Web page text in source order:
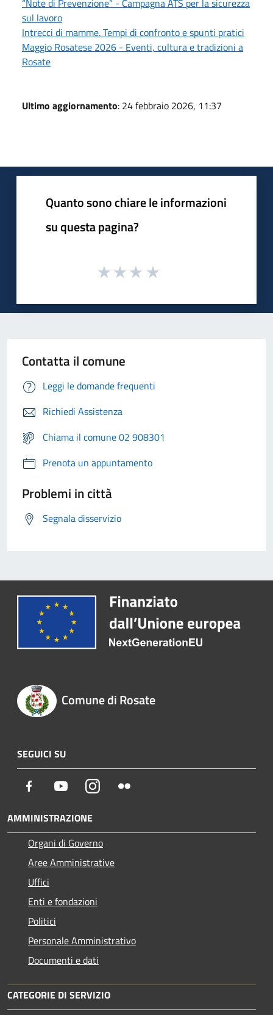
sul lavoro
Intrecci di mamme. Tempi di confronto e spunti pratici
Maggio Rosatese 2026 - Eventi, cultura e tradizioni a
Rosate
Ultimo aggiornamento: 24 febbraio 2026, 11:37
Quanto sono chiare le informazioni
su questa pagina?
Contatta il comune
Leggi le domande frequenti
Richiedi Assistenza
Chiama il comune 02 908301
Prenota un appuntamento
Problemi in città
Segnala disservizio
Comune di Rosate
SEGUICI SU
Facebook YoutubeInstagram
AMMINISTRAZIONE
Organi di Governo
Aree Amministrative
Uffici
Enti e fondazioni
Politici
Personale Amministrativo
Documenti e dati
CATEGORIE DI SERVIZIO